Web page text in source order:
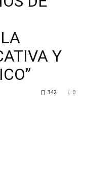
Y
0
342